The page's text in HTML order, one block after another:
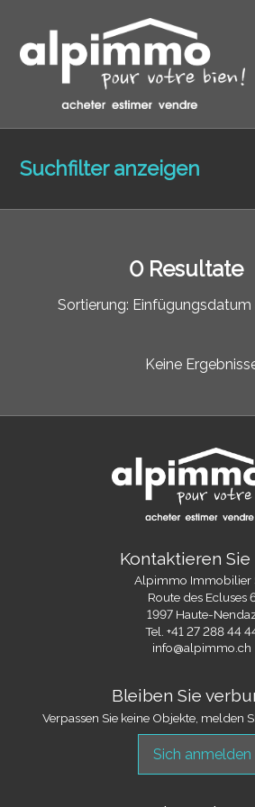
Suchfilter anzeigen
0Resultate
Sortierung:
Keine
Kontaktieren Sie
Alpimmo Immobilier
Route des Ecluses
1997 Haute-
Tel. +41 27 288 44
info@alpimmo.ch
Bleiben Sie
Verpassen Sie keine Objekte, melden
Sich anmelden